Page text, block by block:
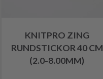
KNITPRO ZING
RUNDSTICKOR 40 CM
(2.0-8.00MM)